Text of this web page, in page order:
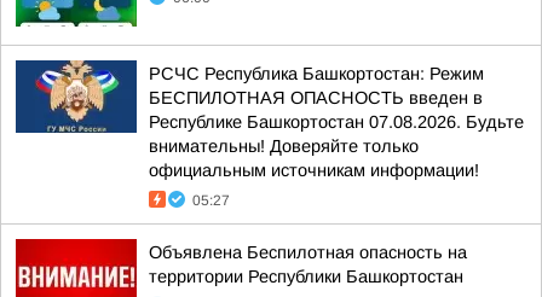
РСЧС Республика Башкортостан: Режим
БЕСПИЛОТНАЯ ОПАСНОСТЬ введен в
Республике Башкортостан 07.08.2026. Будьте
внимательны! Доверяйте только
официальным источникам информации!
05:27
Объявлена Беспилотная опасность на
территории Республики Башкортостан